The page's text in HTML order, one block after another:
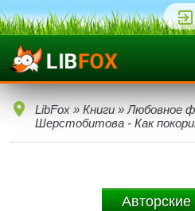
LibFox » Книги » Любовное
Шерстобитова - Как